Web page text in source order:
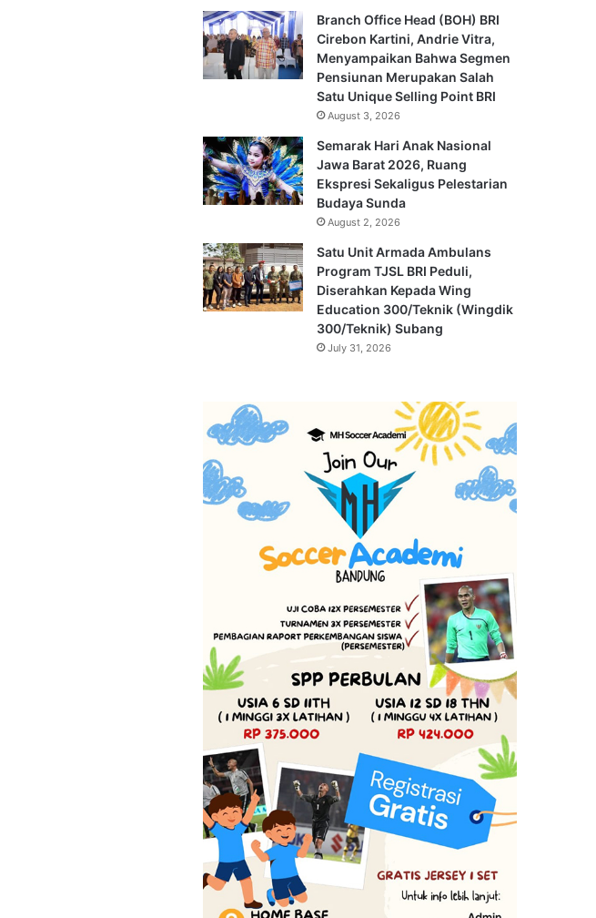
Branch Office Head (BOH) BRI
Cirebon Kartini, Andrie Vitra,
Menyampaikan Bahwa Segmen
Pensiunan Merupakan Salah
Satu Unique Selling Point BRI
August 3, 2026
Semarak Hari Anak Nasional
Jawa Barat 2026, Ruang
Ekspresi Sekaligus Pelestarian
Budaya Sunda
August 2, 2026
Satu Unit Armada Ambulans
Program TJSL BRI Peduli,
Diserahkan Kepada Wing
Education 300/Teknik (Wingdik
300/Teknik) Subang
July 31, 2026